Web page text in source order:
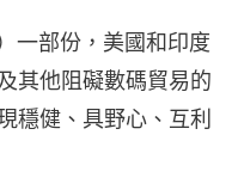
一部份，美國和印度
其他阻礙數碼貿易的
穩健、具野心、互利